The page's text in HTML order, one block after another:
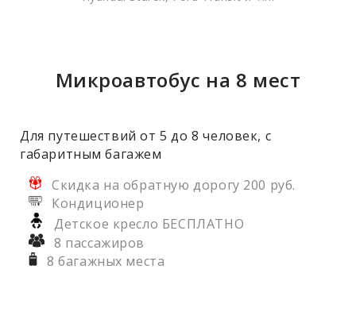
Микроавтобус на 8 мест
Для путешествий от 5 до 8 человек, с
габаритным багажем
Скидка на обратную дорогу 200 руб.
Кондиционер
Детское кресло БЕСПЛАТНО
8 пассажиров
8 багажных места